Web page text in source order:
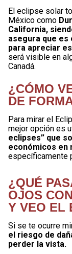
El eclipse solar
México como
California,
asegura que
para apreciar
será visible en
Canadá.
¿CÓMO
DE
Para mirar el
mejor opción es
eclipses” que
económicos en
específicamente
¿QUÉ
OJOS
Y VEO EL
Si se te ocurre
el riesgo de
perder la vista.